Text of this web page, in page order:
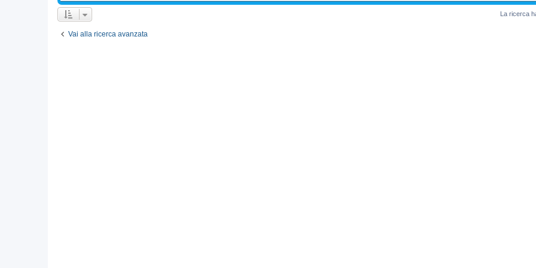
La ricerca
Vai alla ricerca avanzata